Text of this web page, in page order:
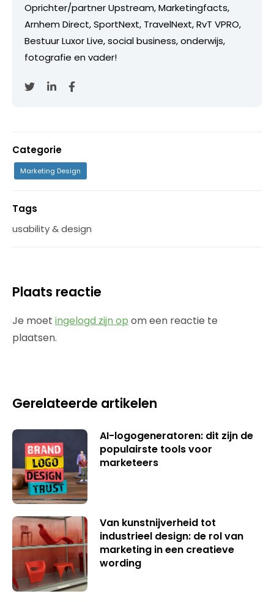
Oprichter/partner Upstream, Marketingfacts,
Arnhem Direct, SportNext, TravelNext, RvT VPRO,
Bestuur Luxor Live, social business, onderwijs,
fotografie en vader!
Categorie
Marketing Design
Tags
usability & design
Plaats reactie
Je moet ingelogd zijn op om een reactie te
plaatsen.
Gerelateerde artikelen
AI-logogeneratoren: dit zijn de
populairste tools voor
marketeers
Van kunstnijverheid tot
industrieel design: de rol van
marketing in een creatieve
wording